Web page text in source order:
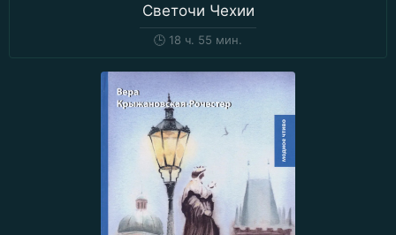
Светочи Чехии
🕒 18 ч. 55 мин.